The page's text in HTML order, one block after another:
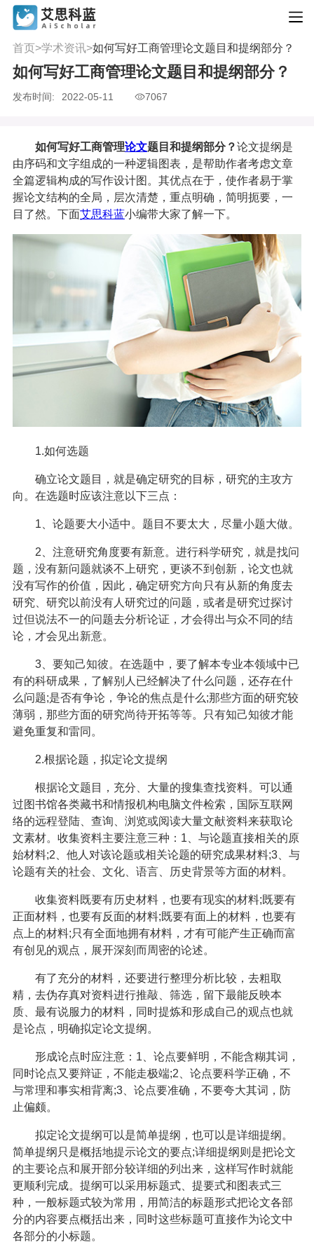
首页>学术资讯>如何写好工商管理论文题目和提纲部分？
如何写好工商管理论文题目和提纲部分？
发布时间: 2022-05-11 7067
如何写好工商管理论文题目和提纲部分？论文提纲是
由序码和文字组成的一种逻辑图表，是帮助作者考虑文章
全篇逻辑构成的写作设计图。其优点在于，使作者易于掌
握论文结构的全局，层次清楚，重点明确，简明扼要，一
目了然。下面艾思科蓝小编带大家了解一下。
1.如何选题
确立论文题目，就是确定研究的目标，研究的主攻方
向。在选题时应该注意以下三点：
1、论题要大小适中。题目不要太大，尽量小题大做。
2、注意研究角度要有新意。进行科学研究，就是找问
题，没有新问题就谈不上研究，更谈不到创新，论文也就
没有写作的价值，因此，确定研究方向只有从新的角度去
研究、研究以前没有人研究过的问题，或者是研究过探讨
过但说法不一的问题去分析论证，才会得出与众不同的结
论，才会见出新意。
3、要知己知彼。在选题中，要了解本专业本领域中已
有的科研成果，了解别人已经解决了什么问题，还存在什
么问题;是否有争论，争论的焦点是什么;那些方面的研究较
薄弱，那些方面的研究尚待开拓等等。只有知己知彼才能
避免重复和雷同。
2.根据论题，拟定论文提纲
根据论文题目，充分、大量的搜集查找资料。可以通
过图书馆各类藏书和情报机构电脑文件检索，国际互联网
络的远程登陆、查询、浏览或阅读大量文献资料来获取论
文素材。收集资料主要注意三种：1、与论题直接相关的原
始材料;2、他人对该论题或相关论题的研究成果材料;3、与
论题有关的社会、文化、语言、历史背景等方面的材料。
收集资料既要有历史材料，也要有现实的材料;既要有
正面材料，也要有反面的材料;既要有面上的材料，也要有
点上的材料;只有全面地拥有材料，才有可能产生正确而富
有创见的观点，展开深刻而周密的论述。
有了充分的材料，还要进行整理分析比较，去粗取
精，去伪存真对资料进行推敲、筛选，留下最能反映本
质、最有说服力的材料，同时提炼和形成自己的观点也就
是论点，明确拟定论文提纲。
形成论点时应注意：1、论点要鲜明，不能含糊其词，
同时论点又要辩证，不能走极端;2、论点要科学正确，不
与常理和事实相背离;3、论点要准确，不要夸大其词，防
止偏颇。
拟定论文提纲可以是简单提纲，也可以是详细提纲。
简单提纲只是概括地提示论文的要点;详细提纲则是把论文
的主要论点和展开部分较详细的列出来，这样写作时就能
更顺利完成。提纲可以采用标题式、提要式和图表式三
种，一般标题式较为常用，用简洁的标题形式把论文各部
分的内容要点概括出来，同时这些标题可直接作为论文中
各部分的小标题。